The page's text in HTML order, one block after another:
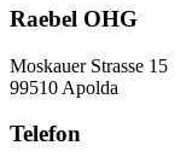
Raebel OHG
Moskauer Strasse 15
99510 Apolda
Telefon